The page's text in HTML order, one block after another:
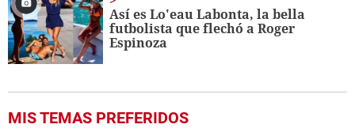
Así es Lo'eau Labonta, la bella
futbolista que flechó a Roger
Espinoza
MIS TEMAS PREFERIDOS